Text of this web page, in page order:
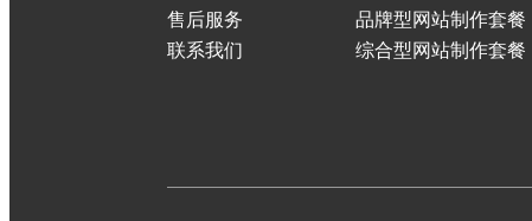
售后服务
联系我们
品牌型网站制作套餐
综合型网站制作套餐